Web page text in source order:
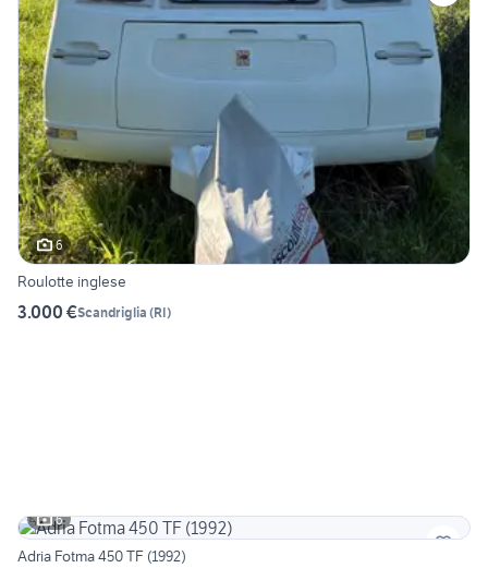
6
Roulotte inglese
3.000 €Scandriglia (RI)
6
Adria Fotma 450 TF (1992)